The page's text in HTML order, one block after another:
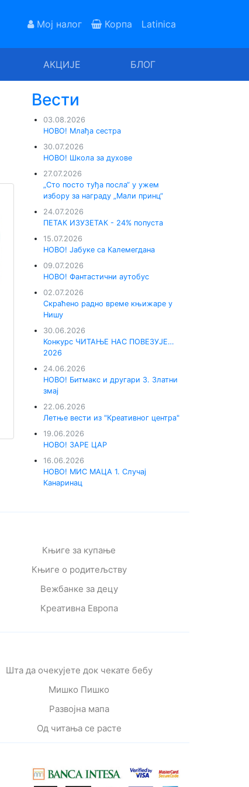
Мој налог Корпа Latinica
АКЦИЈЕ БЛОГ
Вести
03.08.2026
НОВО! Млађа сестра
30.07.2026
НОВО! Школа за духове
27.07.2026
„Сто посто туђа посла“ у ужем
избору за награду „Мали принц“
24.07.2026
ПЕТАК ИЗУЗЕТАК - 24% попуста
15.07.2026
НОВО! Јабуке са Калемегдана
09.07.2026
НОВО! Фантастични аутобус
02.07.2026
Скраћено радно време књижаре у
Нишу
30.06.2026
Конкурс ЧИТАЊЕ НАС ПОВЕЗУЈЕ…
2026
24.06.2026
НОВО! Битмакс и другари 3. Златни
змај
22.06.2026
Летње вести из "Креативног центра"
19.06.2026
НОВО! ЗАРЕ ЦАР
16.06.2026
НОВО! МИС МАЦА 1. Случај
Канаринац
Књиге за купање
Књиге о родитељству
Вежбанке за децу
Креативна Европа
Шта да очекујете док чекате бебу
Мишко Пишко
Развојна мапа
Од читања се расте